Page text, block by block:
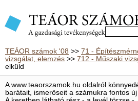
TEÁOR számok '08 >> 71 -
vizsgálat, elemzés >> 712 - Műszaki
elküld
A www.teaorszamok.hu oldalról
barátait, ismerőseit a számukra fontos